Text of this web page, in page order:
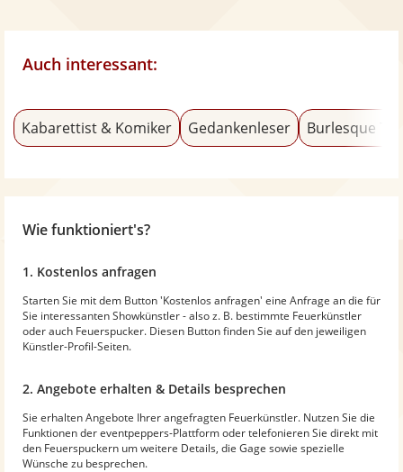
Auch interessant:
Kabarettist & Komiker Gedankenleser Burlesque
Wie funktioniert's?
1. Kostenlos anfragen
Starten Sie mit dem Button 'Kostenlos anfragen' eine Anfrage an die für
Sie interessanten Showkünstler - also z. B. bestimmte Feuerkünstler
oder auch Feuerspucker. Diesen Button finden Sie auf den jeweiligen
Künstler-Profil-Seiten.
2. Angebote erhalten & Details besprechen
Sie erhalten Angebote Ihrer angefragten Feuerkünstler. Nutzen Sie die
Funktionen der eventpeppers-Plattform oder telefonieren Sie direkt mit
den Feuerspuckern um weitere Details, die Gage sowie spezielle
Wünsche zu besprechen.